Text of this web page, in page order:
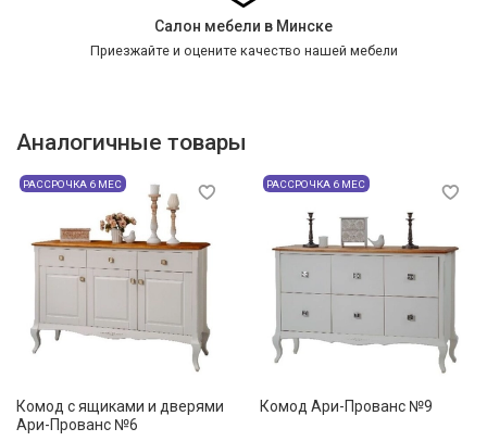
Салон мебели в Минске
Приезжайте и оцените качество нашей мебели
Аналогичные товары
РАССРОЧКА 6 МЕС
Комод с ящиками и дверями
Ари-Прованс №6
РАССРОЧКА 6 МЕС
Комод Ари-Прованс №9